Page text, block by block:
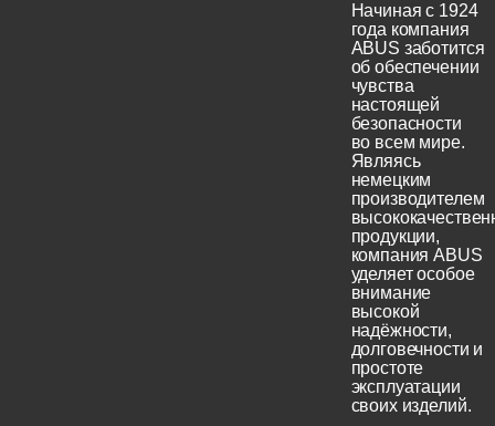
Начиная с 1924
года компания
ABUS заботится
об обеспечении
чувства
настоящей
безопасности
во всем мире.
Являясь
немецким
производителем
продукции,
компания ABUS
уделяет особое
внимание
высокой
надёжности,
долговечности и
простоте
эксплуатации
своих изделий.